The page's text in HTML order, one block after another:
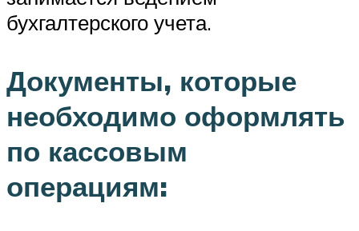
бухгалтерского учета.
Документы, которые
необходимо оформлять
по кассовым
операциям: